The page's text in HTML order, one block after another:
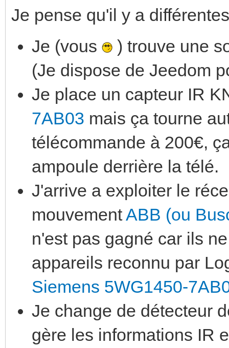
Je pense qu'il y a
Je (vous
) trouve une
(Je dispose de Jeedom
Je place un capteur IR
7AB03 mais ça tourne
télécommande à 200€,
ampoule derrière la télé.
J'arrive a exploiter le
mouvementABB (ou
n'est pas gagné car ils
appareils reconnu par
Siemens 5WG1450-
Je change de détecteur
gère les informations IR